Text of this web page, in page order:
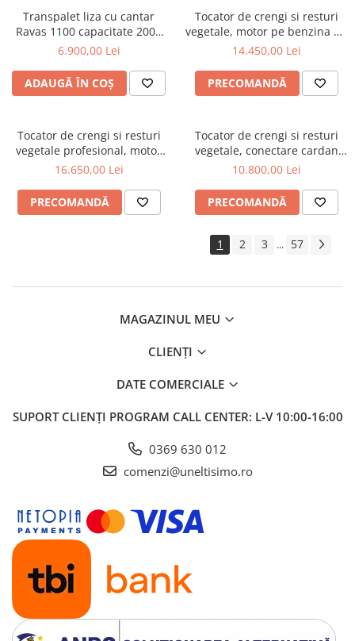
Motocositoare
Roboti de tuns iarba
Protectia si ingrijirea plantelor
Atomizoare
Instalatii erbicidat
Masini de recoltat si cules
Semanatori si plantatoare
Tamburi irigatii
Transpalet liza cu cantar
Ravas 1100 capacitate 2000
KG
6.900,00 Lei
ADAUGĂ ÎN COȘ
Tocator de crengi si resturi
vegetale, motor pe benzina de
15 CP, Jansen GTS-1500E
14.450,00 Lei
PRECOMANDĂ
Tocator de crengi si resturi
vegetale profesional, motor
pe benzina Kohler de 15 CP,
16.650,00 Lei
PRECOMANDĂ
Tocator de crengi si resturi
vegetale, conectare cardan
tractor, diametru maxim 10
10.800,00 Lei
PRECOMANDĂ
1 2 3 ... 57
MAGAZINUL MEU
CLIENȚI
DATE COMERCIALE
SUPORT CLIENȚI PROGRAM CALL CENTER: L-V 10:00-16:00
0369 630 012
comenzi@uneltisimo.ro